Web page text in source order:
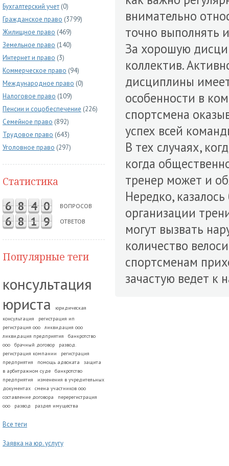
Бухгалтерский учет (0)
Гражданское право (3799)
Жилищное право (469)
Земельное право (140)
Интернет и право (3)
Коммерческое право (94)
Международное право (0)
Налоговое право (109)
Пенсии и соцобеспечение (226)
Семейное право (892)
Трудовое право (643)
Уголовное право (297)
Статистика
6 8 4 0 ВОПРОСОВ
6 8 1 9 ОТВЕТОВ
Популярные теги
консультация
юриста
юридическая
консультация
регистрация ип
регистрация ооо
ликвидация ооо
ликвидация предприятия
банкротство
ооо
брачный договор
развод.
регистрация компании
регистрация
предприятия
помощь адвоката
защита
в арбитражном суде
банкротство
предприятия
изменения в учредительных
документах
смена участников ооо
составление договора
перерегистрация
ооо
развод раздел имущества
Все теги
Заявка на юр. услугу
внимательно
точно выполнять
За хорошую
коллектив.
дисциплины
особенности в
спортсмена
успех всей
В тех случаях,
когда
тренер может и
Нередко,
организации
могут вызвать
количество
спортсменам
зачастую ведет